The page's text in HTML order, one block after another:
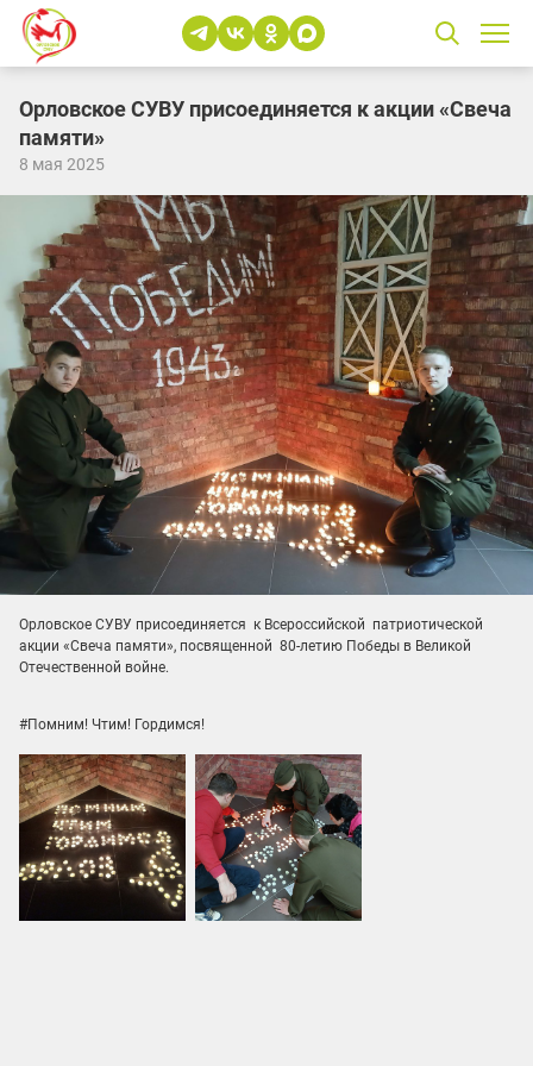
Орловское СУВУ присоединяется к акции «Свеча
памяти»
8 мая 2025
Орловское СУВУ присоединяется к Всероссийской патриотической
акции «Свеча памяти», посвященной 80-летию Победы в Великой
Отечественной войне.
#Помним! Чтим! Гордимся!